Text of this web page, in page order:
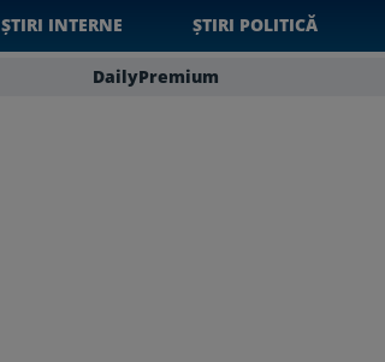
ȘTIRI INTERNE ȘTIRI POLITICĂ
DailyPremium